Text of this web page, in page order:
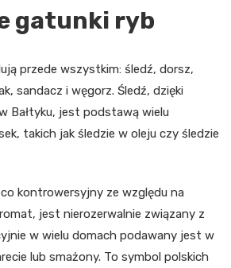
gatunki ryb
przede wszystkim: śledź, dorsz,
sandacz i węgorz. Śledź, dzięki
Bałtyku, jest podstawą wielu
takich jak śledzie w oleju czy śledzie
kontrowersyjny ze względu na
jest nierozerwalnie związany z
w wielu domach podawany jest w
lub smażony. To symbol polskich